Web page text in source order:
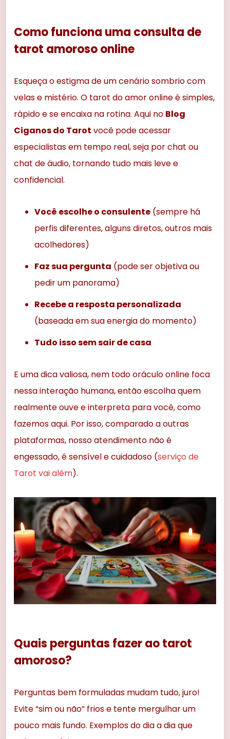
Como funciona uma consulta de
tarot amoroso online
Esqueça o estigma de um cenário sombrio com
velas e mistério. O tarot do amor online é simples,
rápido e se encaixa na rotina. Aqui no Blog
Ciganos do Tarot você pode acessar
especialistas em tempo real, seja por chat ou
chat de áudio, tornando tudo mais leve e
confidencial.
Você escolhe o consulente (sempre há
perfis diferentes, alguns diretos, outros mais
acolhedores)
Faz sua pergunta (pode ser objetiva ou
pedir um panorama)
Recebe a resposta personalizada
(baseada em sua energia do momento)
Tudo isso sem sair de casa
E uma dica valiosa, nem todo oráculo online foca
nessa interação humana, então escolha quem
realmente ouve e interpreta para você, como
fazemos aqui. Por isso, comparado a outras
plataformas, nosso atendimento não é
engessado, é sensível e cuidadoso (serviço de
Tarot vai além).
Quais perguntas fazer ao tarot
amoroso?
Perguntas bem formuladas mudam tudo, juro!
Evite “sim ou não” frios e tente mergulhar um
pouco mais fundo. Exemplos do dia a dia que